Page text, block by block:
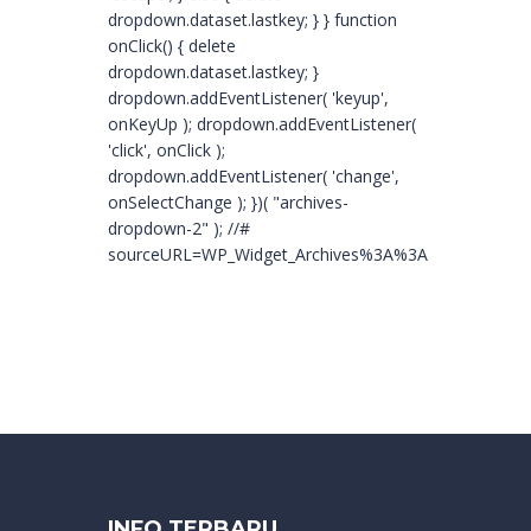
dropdown.dataset.lastkey; } } function
onClick() { delete
dropdown.dataset.lastkey; }
dropdown.addEventListener( 'keyup',
onKeyUp ); dropdown.addEventListener(
'click', onClick );
dropdown.addEventListener( 'change',
onSelectChange ); })( "archives-
dropdown-2" ); //#
sourceURL=WP_Widget_Archives%3A%3Awidget